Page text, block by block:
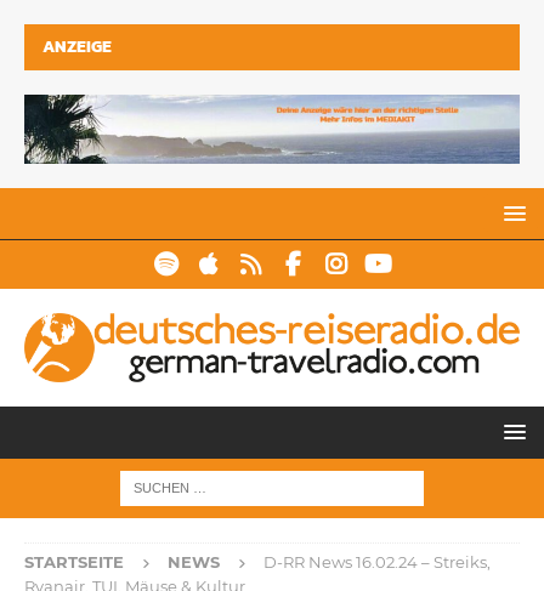
ANZEIGE
STARTSEITE NEWS
D-RR News 16.02.24 – Streiks,
Ryanair, TUI, Mäuse & Kultur